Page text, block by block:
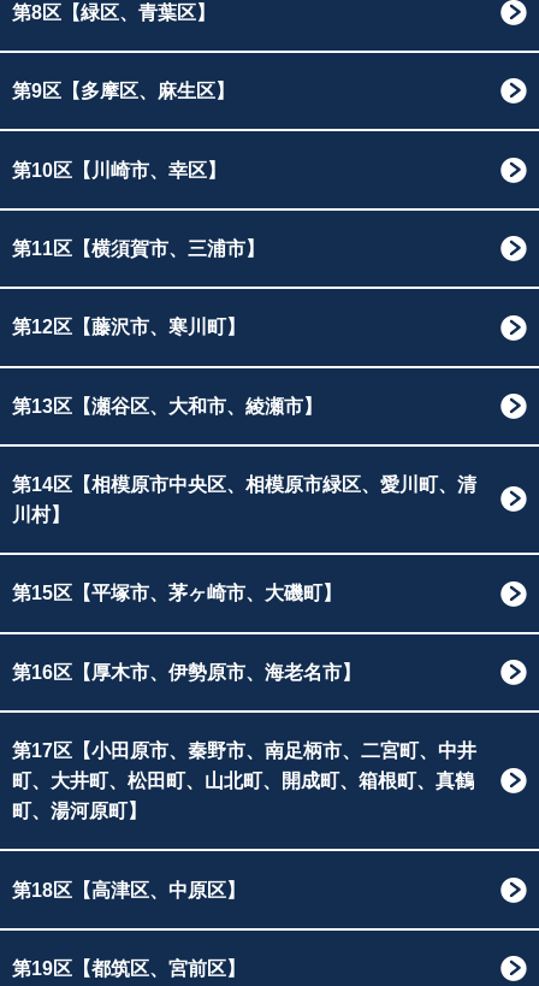
第8区【緑区、青葉区】
第9区【多摩区、麻生区】
第10区【川崎市、幸区】
第11区【横須賀市、三浦市】
第12区【藤沢市、寒川町】
第13区【瀬谷区、大和市、綾瀬市】
第14区【相模原市中央区、相模原市緑区、愛川町、清
川村】
第15区【平塚市、茅ヶ崎市、大磯町】
第16区【厚木市、伊勢原市、海老名市】
第17区【小田原市、秦野市、南足柄市、二宮町、中井
町、大井町、松田町、山北町、開成町、箱根町、真鶴
町、湯河原町】
第18区【高津区、中原区】
第19区【都筑区、宮前区】